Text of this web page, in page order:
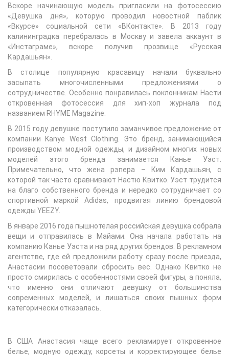
Вскоре начинающую модель пригласили на фотосессию
«Девушка дня», которую проводил новостной паблик
«Вкурсе» социальной сети «ВКонтакте». В 2013 году
калининградка перебралась в Москву и завела аккаунт в
«Инстаграме», вскоре получив прозвище «Русская
Кардашьян».
В столице популярную красавицу начали буквально
засыпать многочисленными предложениями о
сотрудничестве. Особенно понравилась поклонникам Насти
откровенная фотосессия для хип-хоп журнала под
названием RHYME Magazine.
В 2015 году девушке поступило заманчивое предложение от
компании Kanye West Clothing. Это бренд, занимающийся
производством модной одежды, и дизайном многих новых
моделей этого бренда занимается Канье Уэст.
Примечательно, что жена рэпера – Ким Кардашьян, с
которой так часто сравнивают Настю Квитко. Уэст трудится
на благо собственного бренда и нередко сотрудничает со
спортивной маркой Adidas, продвигая линию брендовой
одежды YEEZY.
В январе 2016 года пышнотелая российская девушка собрала
вещи и отправилась в Майами. Она начала работать на
компанию Канье Уэста и на ряд других брендов. В рекламном
агентстве, где ей предложили работу сразу после приезда,
Анастасии посоветовали сбросить вес. Однако Квитко не
просто смирилась с особенностями своей фигуры, а поняла,
что именно они отличают девушку от большинства
современных моделей, и лишаться своих пышных форм
категорически отказалась.
В США Анастасия чаще всего рекламирует откровенное
белье, модную одежду, корсеты и корректирующее белье